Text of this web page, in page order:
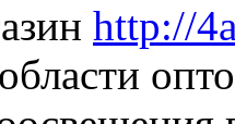
http://